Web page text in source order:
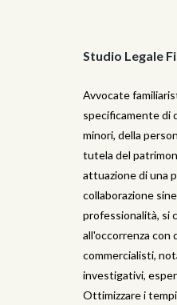
Studio Legale
Avvocate
specificamente di
minori, della
tutela del
attuazione di una
collaborazione
professionalità, si
all'occorrenza con
commercialisti,
investigativi,
Ottimizzare i